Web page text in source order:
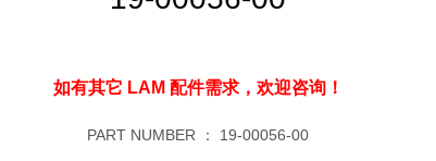
如有其它 LAM 配件需求， 欢迎咨询！
PART NUMBER ： 19-00056-00